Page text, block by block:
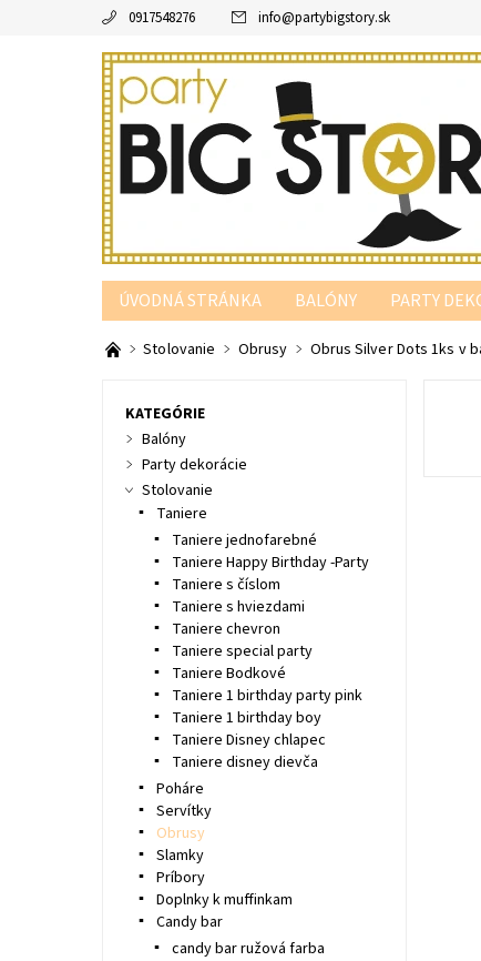
0917548276 info@partybigstory.sk
ÚVODNÁ STRÁNKA BALÓNY PARTY
PARTY PODĽA FARBY
Stolovanie Obrusy Obrus Silver Dots 1ks v
KATEGÓRIE
Balóny
Party dekorácie
Stolovanie
Taniere
Taniere jednofarebné
Taniere Happy Birthday -Party
Taniere s číslom
Taniere s hviezdami
Taniere chevron
Taniere special party
Taniere Bodkové
Taniere 1 birthday party pink
Taniere 1 birthday boy
Taniere Disney chlapec
Taniere disney dievča
Poháre
Servítky
Obrusy
Slamky
Príbory
Doplnky k muffinkam
Candy bar
candy bar ružová farba